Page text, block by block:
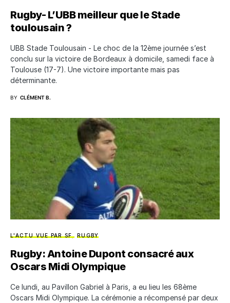
Rugby- L’UBB meilleur que le Stade
toulousain ?
UBB Stade Toulousain - Le choc de la 12ème journée s’est
conclu sur la victoire de Bordeaux à domicile, samedi face à
Toulouse (17-7). Une victoire importante mais pas
déterminante.
BY CLÉMENT B.
L'ACTU VUE PAR SF RUGBY
Rugby: Antoine Dupont consacré aux
Oscars Midi Olympique
Ce lundi, au Pavillon Gabriel à Paris, a eu lieu les 68ème
Oscars Midi Olympique. La cérémonie a récompensé par deux